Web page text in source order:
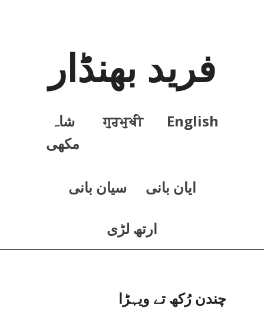
فرید بھنڈار
English
ਗੁਰਮੁਖੀ
شاہ
مکھی
ايان بانی سيان بانی
ارتھ لڑی
چندن رُکھ تے ویہڑا